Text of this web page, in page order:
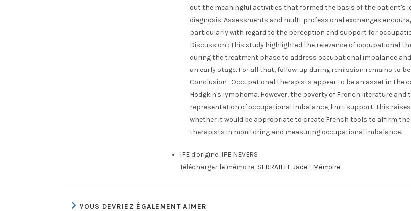
out the meaningful activities that formed the basis of the patient's
diagnosis. Assessments and multi-professional exchanges
particularly with regard to the perception and support for
Discussion : This study highlighted the relevance of occupational
during the treatment phase to address occupational imbalance
an early stage. For all that, follow-up during remission remains to
Conclusion : Occupational therapists appear to be an asset in the
Hodgkin's lymphoma. However, the poverty of French literature and
representation of occupational imbalance, limit support. This
whether it would be appropriate to create French tools to affirm
therapists in monitoring and measuring occupational imbalance.
IFE d'origine: IFE NEVERS
Télécharger le mémoire: SERRAILLE Jade - Mémoire
VOUS DEVRIEZ ÉGALEMENT AIMER